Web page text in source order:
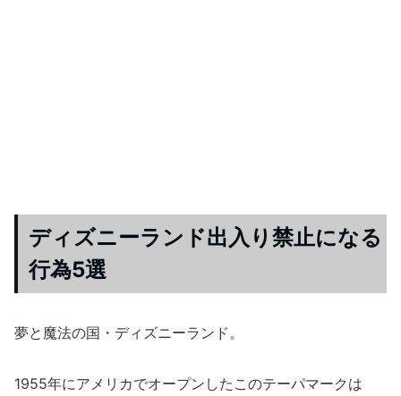
ディズニーランド出入り禁止になる
行為5選
夢と魔法の国・ディズニーランド。
1955年にアメリカでオープンしたこのテーパマークは